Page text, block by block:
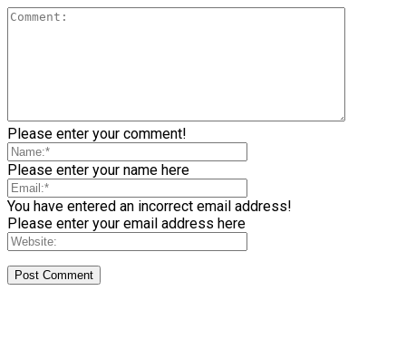
Please enter your comment!
Please enter your name here
You have entered an incorrect email address!
Please enter your email address here